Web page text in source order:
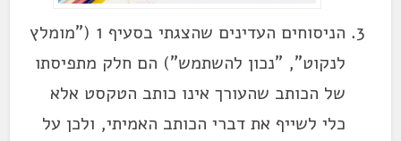
הניסוחים העדינים שהצגתי בסעיף 1 ("מומלץ
לנקוט", "נכון להשתמש") הם חלק מתפיסתו
של הכותב שהעורך אינו כותב הטקסט אלא
כלי לשייף את דברי הכותב האמיתי, ולכן על